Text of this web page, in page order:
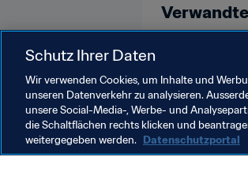
Schutz Ihrer Daten
Wir verwenden Cookies, um Inhalte und
unseren Datenverkehr zu analysieren.
unsere Social-Media-, Werbe- und
die Schaltflächen rechts klicken und
weitergegeben werden. Datenschutzportal